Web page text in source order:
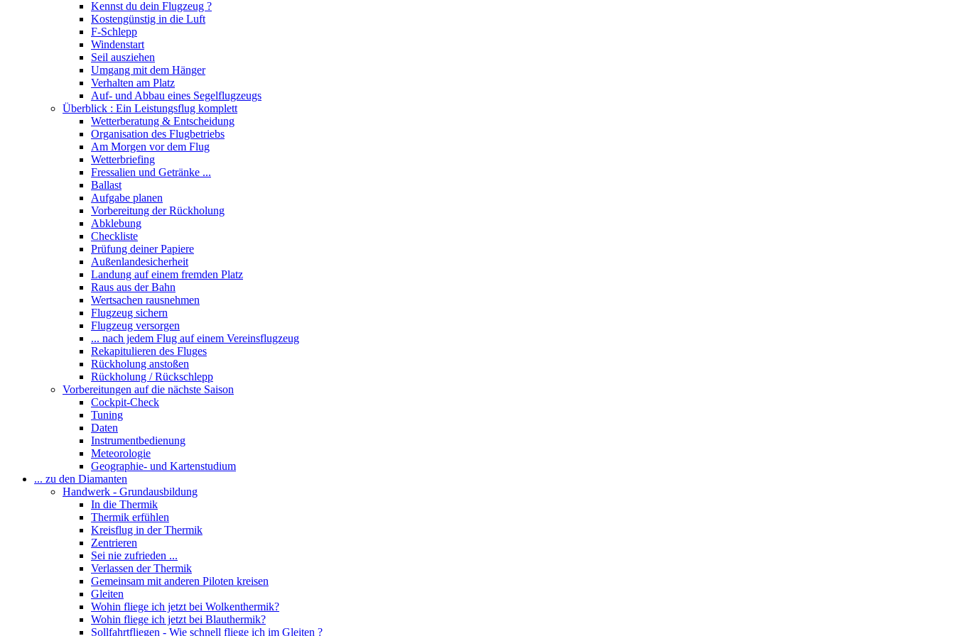
Kennst du dein Flugzeug ?
Kostengünstig in die Luft
F-Schlepp
Windenstart
Seil ausziehen
Umgang mit dem Hänger
Verhalten am Platz
Auf- und Abbau eines Segelflugzeugs
Überblick : Ein Leistungsflug komplett
Wetterberatung & Entscheidung
Organisation des Flugbetriebs
Am Morgen vor dem Flug
Wetterbriefing
Fressalien und Getränke ...
Ballast
Aufgabe planen
Vorbereitung der Rückholung
Abklebung
Checkliste
Prüfung deiner Papiere
Außenlandesicherheit
Landung auf einem fremden Platz
Raus aus der Bahn
Wertsachen rausnehmen
Flugzeug sichern
Flugzeug versorgen
... nach jedem Flug auf einem Vereinsflugzeug
Rekapitulieren des Fluges
Rückholung anstoßen
Rückholung / Rückschlepp
Vorbereitungen auf die nächste Saison
Cockpit-Check
Tuning
Daten
Instrumentbedienung
Meteorologie
Geographie- und Kartenstudium
... zu den Diamanten
Handwerk - Grundausbildung
In die Thermik
Thermik erfühlen
Kreisflug in der Thermik
Zentrieren
Sei nie zufrieden ...
Verlassen der Thermik
Gemeinsam mit anderen Piloten kreisen
Gleiten
Wohin fliege ich jetzt bei Wolkenthermik?
Wohin fliege ich jetzt bei Blauthermik?
Sollfahrtfliegen - Wie schnell fliege ich im Gleiten ?